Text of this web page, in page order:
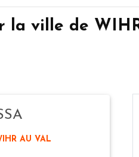
la ville de
AU VAL